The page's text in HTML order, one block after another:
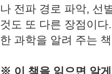
나 전파 경로 파악, 선
것도 또 다른 장점이
한 과학을 알려 주는
※ 이 책을 읽으면 알